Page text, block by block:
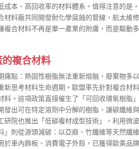
成本、高回收率的材料體系。值得注意的是
材料廠共同開發耐化學腐蝕的管線，航太維
複合材料不再是單一產業的附庸，而是驅動
複合材料
痛點：熱固性樹脂無法重新熔融，廢棄物多
新思考材料生命週期。歐盟率先針對複合材
。這項政策直接催生了「可回收環氧樹脂
出可在特定溶劑中分解的樹脂，讓碳纖維
研院也推出「低碳複材成型技術」，利用微
」則從源頭減碳：以亞麻、竹纖維等天然纖
於車內飾板、消費電子外殼，已獲得歐美品